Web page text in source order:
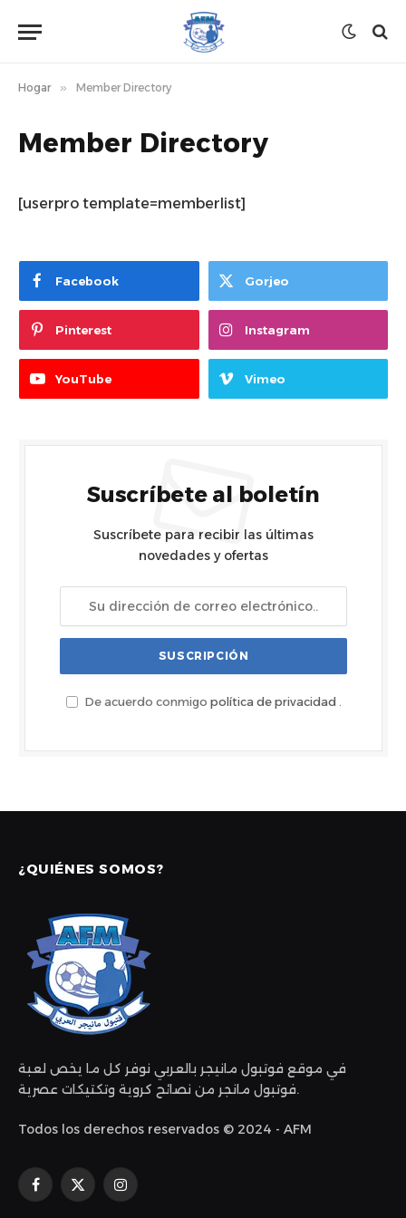
Hogar » Member Directory
Member Directory
[userpro template=memberlist]
Facebook Gorjeo
Pinterest Instagram
YouTube Vimeo
Suscríbete al boletín
Suscríbete para recibir las últimas
novedades y ofertas
De acuerdo conmigo política de privacidad .
¿QUIÉNES SOMOS?
في موقع فوتبول مانيجر بالعربي نوفر كل ما يخص لعبة
فوتبول مانجر من نصائح كروية وتكتيكات عصرية.
Todos los derechos reservados © 2024 - AFM
Facebook
X
Instagram